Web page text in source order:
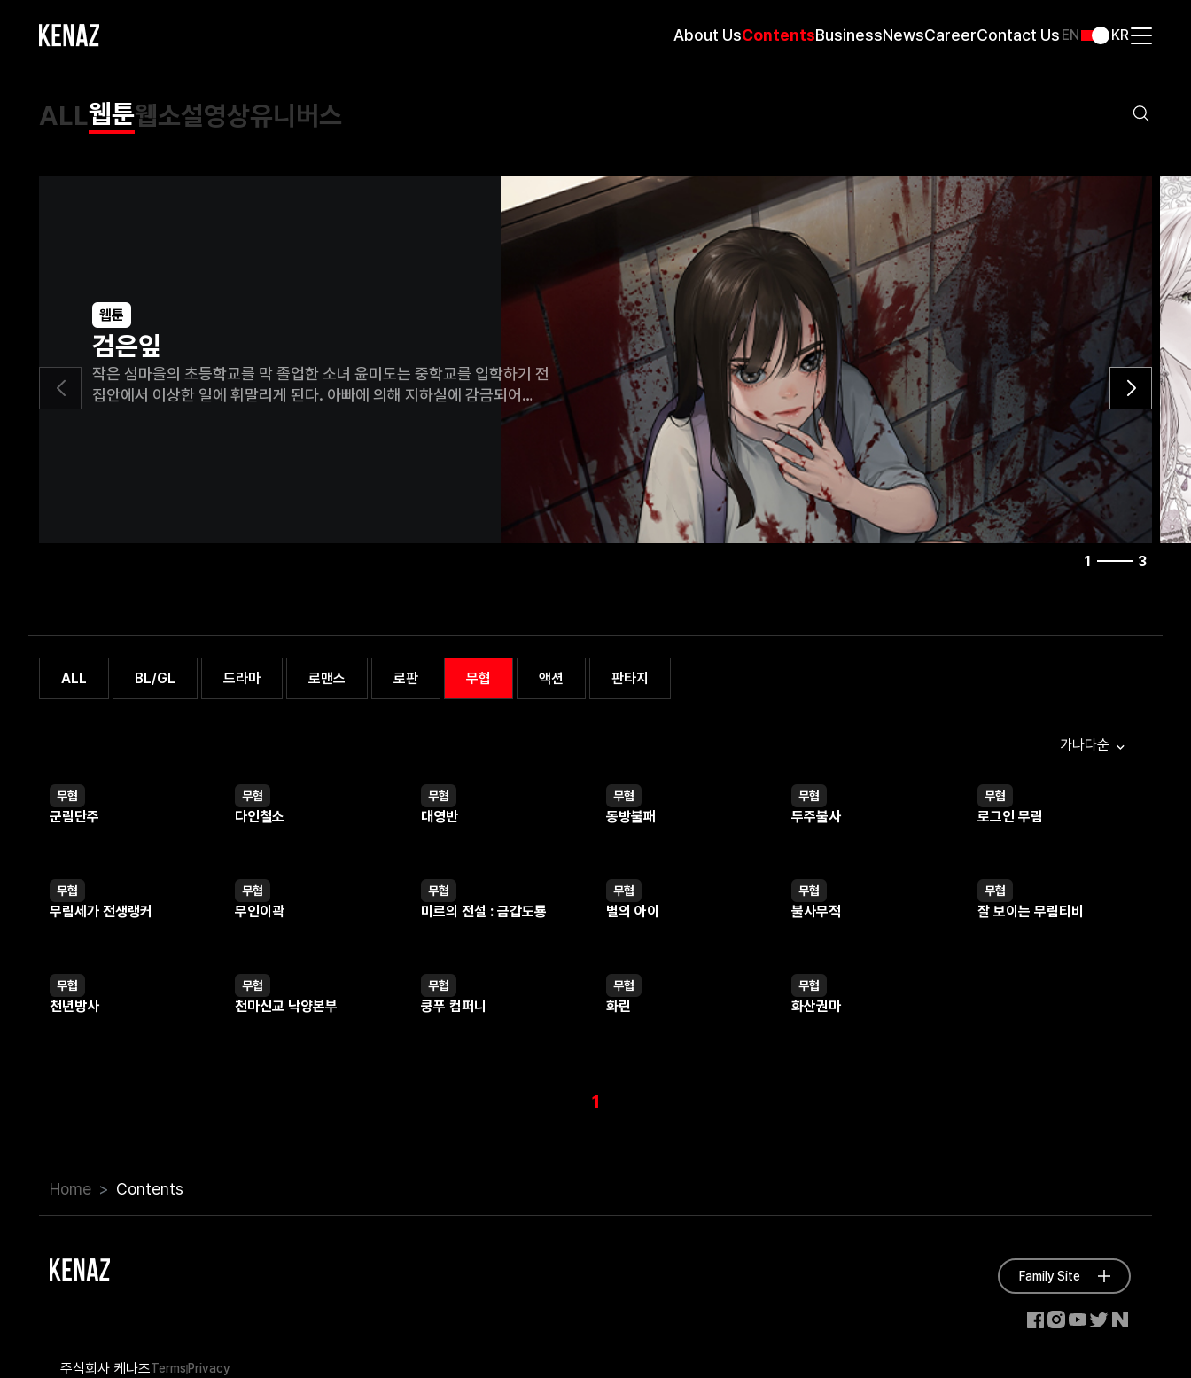
About UsContentsBusinessNewsCareerContact Us EN KR
ALL웹툰웹소설영상유니버스
웹툰
검은잎
작은 섬마을의 초등학교를 막 졸업한 소녀 윤미도는 중학교를 입학하기 전
집안에서 이상한 일에 휘말리게 된다. 아빠에 의해 지하실에 감금되어
버리고,엄마의 생사는 알 수가 없다. 그렇게 몇 달이 지나며 그녀의 아버지에
자신이 살던 섬은 좀비 바이러스가 퍼진 고립된 섬이었고,생존자는 근처에
살던 슈퍼 아저씨 한 명뿐.그녀는 자신을 감금했던 아빠의 행동이 자신을
지키려고 했던 것인지 무법천지가 된 세상에 하고 싶은 데로 살아가려는
좀비에게 물리지 않은 사람이 죽게 되는 경우 기존의 좀비와는 다른 특수한
1 3
ALL BL/GL 드라마 로맨스 로판 무협 액션 판타지
가나다순
웹툰
무협
군림단주
웹툰
무협
다인철소
웹툰
무협
대영반
웹툰
무협
동방불패
웹툰
무협
두주불사
웹툰
무협
로그인 무림
웹툰
무협
무림세가 전생랭커
웹툰
무협
무인이곽
웹툰
무협
미르의 전설 : 금갑도룡
웹툰
무협
별의 아이
웹툰
무협
불사무적
웹툰
무협
잘 보이는 무림티비
웹툰
무협
천년방사
웹툰
무협
천마신교 낙양본부
웹툰
무협
쿵푸 컴퍼니
웹툰
무협
화린
웹툰
무협
화산권마
1
Home Contents
Family Site
주식회사 케나즈Terms Privacy